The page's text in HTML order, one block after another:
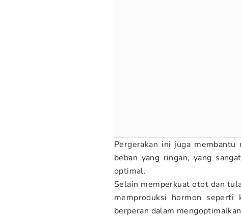
Pergerakan ini juga
beban yang ringan, yang
optimal.
Selain memperkuat otot dan
memproduksi hormon
berperan dalam